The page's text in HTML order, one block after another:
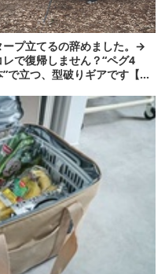
ープ立てるの辞めました。→
レで復帰しません？“ペグ4
”で立つ、型破りギアです【ド